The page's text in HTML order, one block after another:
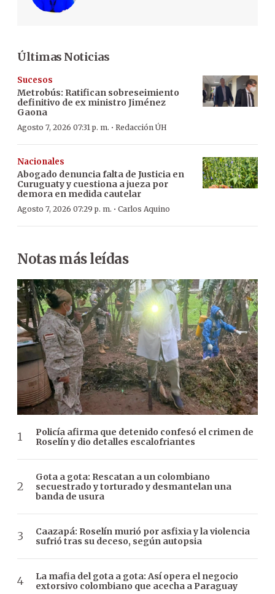
Últimas Noticias
Sucesos
Metrobús: Ratifican sobreseimiento
definitivo de ex ministro Jiménez
Gaona
Agosto 7, 2026 07:31 p. m. · Redacción ÚH
Nacionales
Abogado denuncia falta de Justicia en
Curuguaty y cuestiona a jueza por
demora en medida cautelar
Agosto 7, 2026 07:29 p. m. · Carlos Aquino
Notas más leídas
Policía afirma que detenido confesó el crimen de
Roselín y dio detalles escalofriantes
Gota a gota: Rescatan a un colombiano
secuestrado y torturado y desmantelan una
banda de usura
Caazapá: Roselín murió por asfixia y la violencia
sufrió tras su deceso, según autopsia
La mafia del gota a gota: Así opera el negocio
extorsivo colombiano que acecha a Paraguay